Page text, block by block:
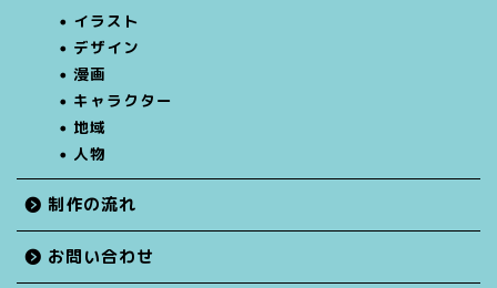
イラスト
デザイン
漫画
キャラクター
地域
人物
制作の流れ
お問い合わせ